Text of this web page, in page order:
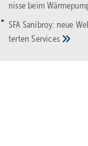
nisse beim
SFA Sanibroy: neue
tertenServices